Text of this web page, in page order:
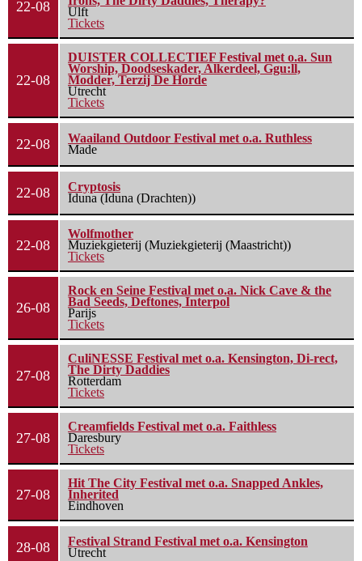
22-08
Ulft
Tickets
22-08
DUISTER COLLECTIEF Festival met o.a. Sun
Worship, Doodseskader, Alkerdeel, Ggu:ll,
Modder, Terzij De Horde
Utrecht
Tickets
22-08
Waailand Outdoor Festival met o.a. Ruthless
Made
22-08
Cryptosis
Iduna (Iduna (Drachten))
22-08
Wolfmother
Muziekgieterij (Muziekgieterij (Maastricht))
Tickets
26-08
Rock en Seine Festival met o.a. Nick Cave & the
Bad Seeds, Deftones, Interpol
Parijs
Tickets
27-08
CuliNESSE Festival met o.a. Kensington, Di-rect,
The Dirty Daddies
Rotterdam
Tickets
27-08
Creamfields Festival met o.a. Faithless
Daresbury
Tickets
27-08
Hit The City Festival met o.a. Snapped Ankles,
Inherited
Eindhoven
28-08
Festival Strand Festival met o.a. Kensington
Utrecht